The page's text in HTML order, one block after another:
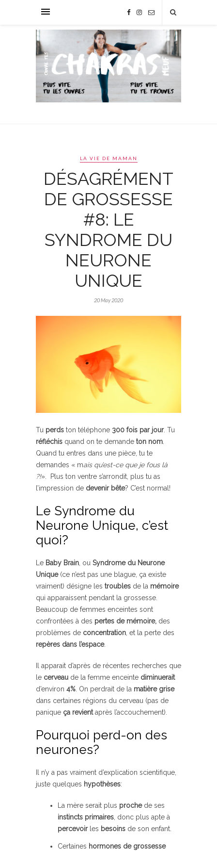
LA VIE DE MAMAN
DÉSAGRÉMENT
DE GROSSESSE
#8: LE
SYNDROME DU
NEURONE
UNIQUE
20 May 2020
Tu perds ton téléphone 300 fois par jour. Tu
réfléchis quand on te demande ton nom.
Quand tu entres dans une pièce, tu te
demandes « mais qu’est-ce que je fous là
?!». Plus ton ventre s’arrondit, plus tu as
l’impression de devenir bête? C’est normal!
Le Syndrome du
Neurone Unique, c’est
quoi?
Le Baby Brain, ou Syndrome du Neurone
Unique(ce n’est pas une blague, ça existe
vraiment) désigne les troubles de la mémoire
qui apparaissent pendant la grossesse.
Beaucoup de femmes enceintes sont
confrontées à des pertes de mémoire, des
problèmes de concentration, et la perte des
repères dans l’espace.
Il apparait d’après de récentes recherches que
le cerveau de la femme enceinte diminuerait
d’environ 4%. On perdrait de la matière grise
dans certaines régions du cerveau (pas de
panique ça revientaprès l’accouchement).
Pourquoi perd-on des
neurones?
Il n’y a pas vraiment d’explication scientifique,
juste quelques hypothèses:
La mère serait plus prochede ses
instincts primaires, donc plus apte à
percevoirles besoins de son enfant.
Certaines hormones de grossesse